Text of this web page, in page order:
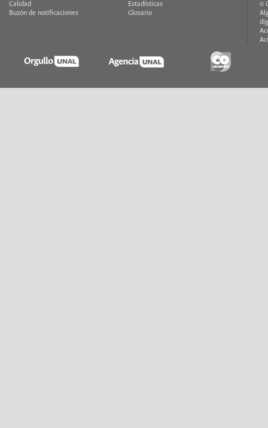
Calidad
Buzón de notificaciones
Estadísticas
Glosario
©